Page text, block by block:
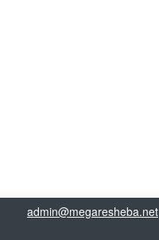
admin@megaresheba.net